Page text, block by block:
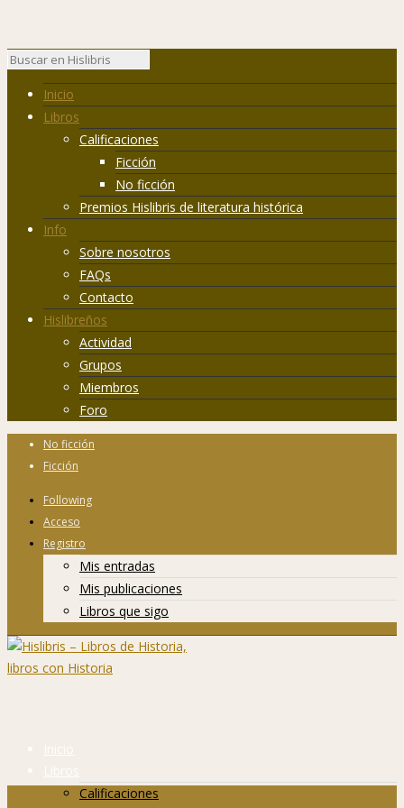
Inicio
Libros
Calificaciones
Ficción
No ficción
Premios Hislibris de literatura histórica
Info
Sobre nosotros
FAQs
Contacto
Hislibreños
Actividad
Grupos
Miembros
Foro
No ficción
Ficción
Following
Acceso
Registro
Mis entradas
Mis publicaciones
Libros que sigo
Inicio
Libros
Calificaciones